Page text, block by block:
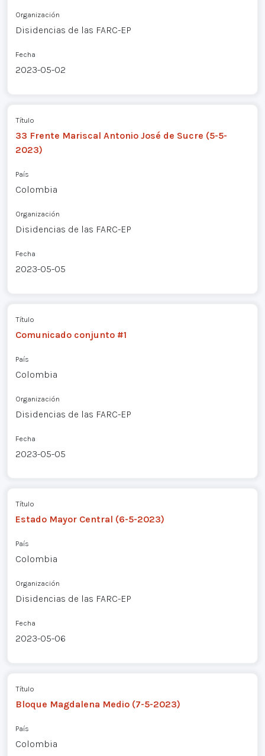
Organización
Disidencias de las FARC-EP
Fecha
2023-05-02
Título
33 Frente Mariscal Antonio José de Sucre (5-5-
2023)
País
Colombia
Organización
Disidencias de las FARC-EP
Fecha
2023-05-05
Título
Comunicado conjunto #1
País
Colombia
Organización
Disidencias de las FARC-EP
Fecha
2023-05-05
Título
Estado Mayor Central (6-5-2023)
País
Colombia
Organización
Disidencias de las FARC-EP
Fecha
2023-05-06
Título
Bloque Magdalena Medio (7-5-2023)
País
Colombia